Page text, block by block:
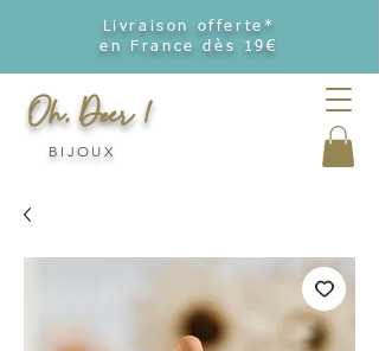
Livraison offerte*
en France dès 19€
Oh, Deer !
BIJOUX